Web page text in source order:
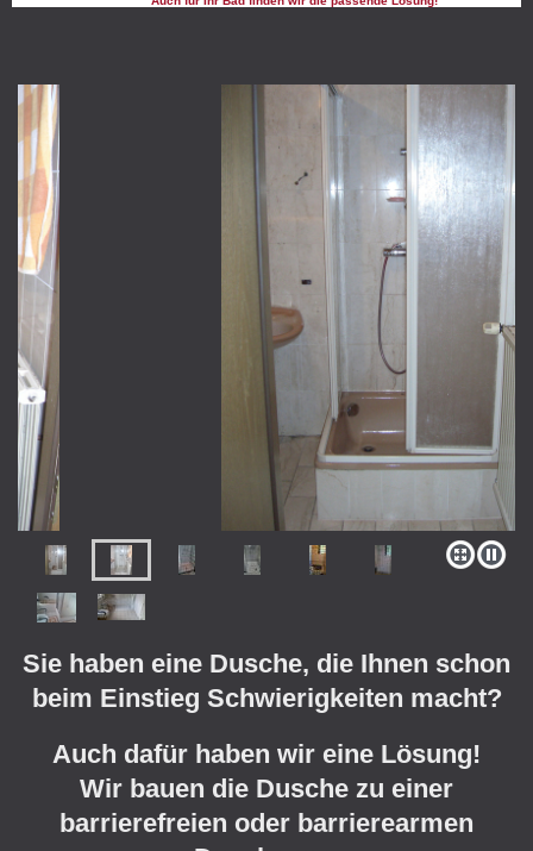
Sie haben eine Dusche, die Ihnen schon
beim Einstieg Schwierigkeiten macht?
Auch dafür haben wir eine Lösung!
Wir bauen die Dusche zu einer
barrierefreien oder barrierearmen